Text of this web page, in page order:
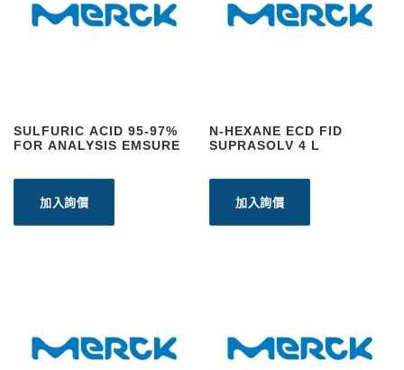
SULFURIC ACID 95-97%
FOR ANALYSIS EMSURE
加入詢價
N-HEXANE ECD FID
SUPRASOLV 4 L
加入詢價